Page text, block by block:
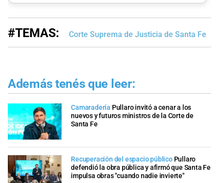
#TEMAS: Corte Suprema de Justicia de Santa Fe
Además tenés que leer:
Camaradería Pullaro invitó a cenar a los
nuevos y futuros ministros de la Corte de
Santa Fe
Recuperación del espacio público Pullaro
defendió la obra pública y afirmó que Santa Fe
impulsa obras "cuando nadie invierte"